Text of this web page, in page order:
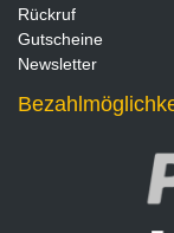
Rückruf
Gutscheine
Newsletter